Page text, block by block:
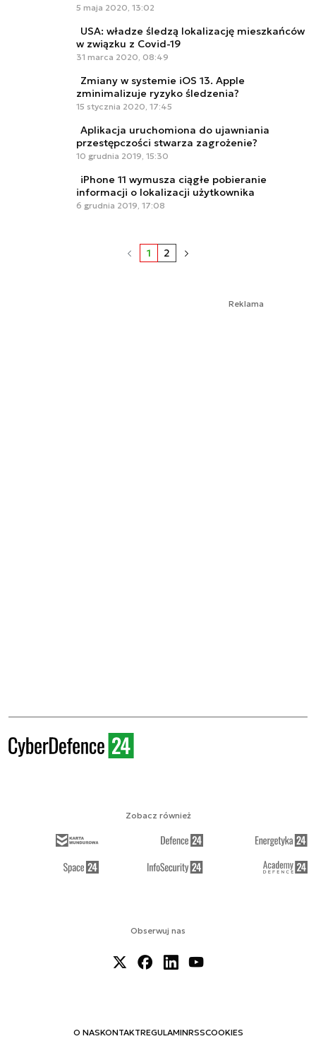
5 maja 2020, 13:02
USA: władze śledzą lokalizację mieszkańców
w związku z Covid-19
31 marca 2020, 08:49
Zmiany w systemie iOS 13. Apple
zminimalizuje ryzyko śledzenia?
15 stycznia 2020, 17:45
Aplikacja uruchomiona do ujawniania
przestępczości stwarza zagrożenie?
10 grudnia 2019, 15:30
iPhone 11 wymusza ciągłe pobieranie
informacji o lokalizacji użytkownika
6 grudnia 2019, 17:08
1 2
Reklama
Obserwuj nas
O NASKONTAKTREGULAMINRSSCOOKIES
Zobacz również